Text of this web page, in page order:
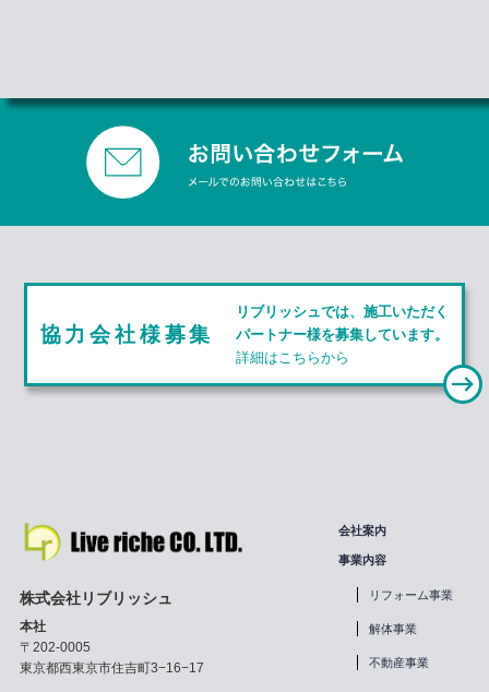
O
e
ク
協力会社様募集
リブリッシュでは、施工いただく
パートナー様を募集しています。
詳細はこちらから
株式会社リブリッシュ
本社
〒202-0005
東京都西東京市住吉町3−16−17
会社案内
事業内容
リフォーム事業
解体事業
不動産事業